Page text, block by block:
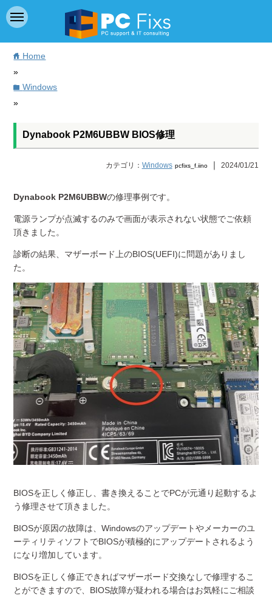
home Home
»
folderWindows
»
Dynabook P2M6UBBW BIOS修理
カテゴリ： Windows pcfixs_f.iino｜ 2024/01/21
Dynabook P2M6UBBWの修理事例です。
電源ランプが点滅するのみで画面が表示されない状態でご依頼
頂きました。
診断の結果、マザーボード上のBIOS(UEFI)に問題がありまし
た。
BIOSを正しく修正し、書き換えることでPCが元通り起動するよ
う修理させて頂きました。
BIOSが原因の故障は、Windowsのアップデートやメーカーのユ
ーティリティソフトでBIOSが積極的にアップデートされるよう
になり増加しています。
BIOSを正しく修正できればマザーボード交換なしで修理するこ
とができますので、BIOS故障が疑われる場合はお気軽にご相談